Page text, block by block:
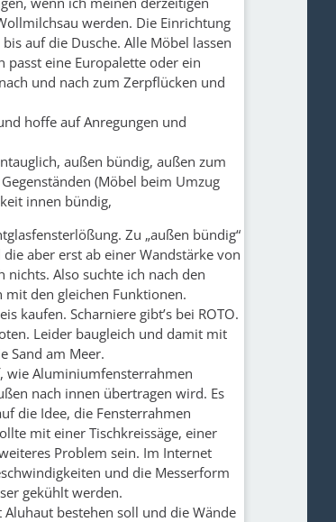
werden. Die Einrichtung
auf die Dusche. Alle Möbel lassen
passt eine Europalette oder ein
und nach zum Zerpflücken und
hoffe auf Anregungen und
außen bündig, außen zum
(Möbel beim Umzug
innen bündig,
Zu „außen bündig“
aber erst ab einer Wandstärke von
nichts. Also suchte ich nach den
mit den gleichen Funktionen.
kaufen. Scharniere gibt’s bei ROTO.
Leider baugleich und damit mit
Sand am Meer.
wie Aluminiumfensterrahmen
nach innen übertragen wird. Es
die Idee, die Fensterrahmen
mit einer Tischkreissäge, einer
Problem sein. Im Internet
und die Messerform
gekühlt werden.
bestehen soll und die Wände